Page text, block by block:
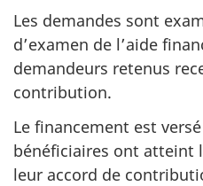
Les demandes sont
d’examen de l’aide
demandeurs retenus
contribution.
Le financement est
bénéficiaires ont atteint
leur accord de